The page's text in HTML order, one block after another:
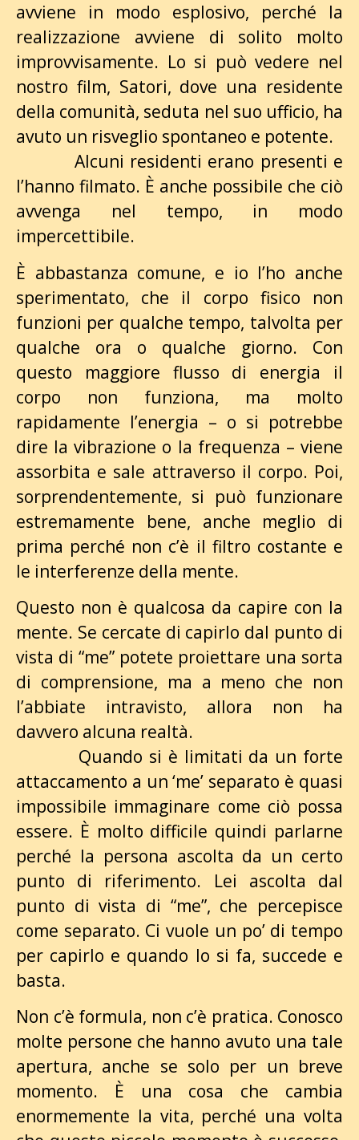
avviene in modo esplosivo, perché la
realizzazione avviene di solito molto
improvvisamente. Lo si può vedere nel
nostro film, Satori, dove una residente
della comunità, seduta nel suo ufficio, ha
avuto un risveglio spontaneo e potente.
Alcuni residenti erano presenti e
l’hanno filmato. È anche possibile che ciò
avvenga nel tempo, in modo
impercettibile.
È abbastanza comune, e io l’ho anche
sperimentato, che il corpo fisico non
funzioni per qualche tempo, talvolta per
qualche ora o qualche giorno. Con
questo maggiore flusso di energia il
corpo non funziona, ma molto
rapidamente l’energia – o si potrebbe
dire la vibrazione o la frequenza – viene
assorbita e sale attraverso il corpo. Poi,
sorprendentemente, si può funzionare
estremamente bene, anche meglio di
prima perché non c’è il filtro costante e
le interferenze della mente.
Questo non è qualcosa da capire con la
mente. Se cercate di capirlo dal punto di
vista di “me” potete proiettare una sorta
di comprensione, ma a meno che non
l’abbiate intravisto, allora non ha
davvero alcuna realtà.
Quando si è limitati da un forte
attaccamento a un ‘me’ separato è quasi
impossibile immaginare come ciò possa
essere. È molto difficile quindi parlarne
perché la persona ascolta da un certo
punto di riferimento. Lei ascolta dal
punto di vista di “me”, che percepisce
come separato. Ci vuole un po’ di tempo
per capirlo e quando lo si fa, succede e
basta.
Non c’è formula, non c’è pratica. Conosco
molte persone che hanno avuto una tale
apertura, anche se solo per un breve
momento. È una cosa che cambia
enormemente la vita, perché una volta